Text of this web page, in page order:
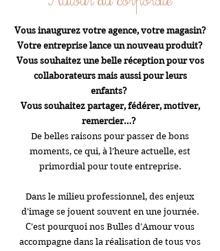
Vous inaugurez votre agence, votre magasin?
Votre entreprise lance un nouveau produit?
Vous souhaitez une belle réception pour vos
collaborateurs mais aussi pour leurs
enfants?
Vous souhaitez partager, fédérer, motiver,
remercier…?
De belles raisons pour passer de bons
moments, ce qui, à l’heure actuelle, est
primordial pour toute entreprise.
Dans le milieu professionnel, des enjeux
d’image se jouent souvent en une journée.
C’est pourquoi nos Bulles d’Amour vous
accompagne dans la réalisation de tous vos